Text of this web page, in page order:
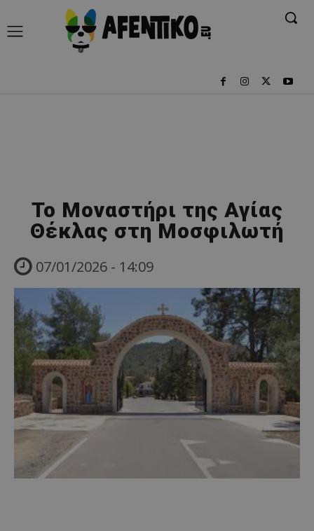
Το Μοναστήρι της Αγίας
Θέκλας στη Μοσφιλωτή
07/01/2026 - 14:09